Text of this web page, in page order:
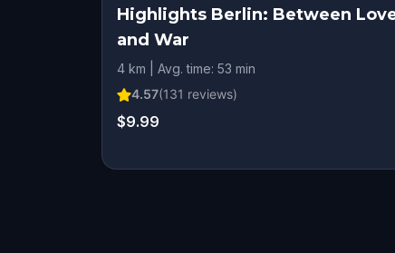
Highlights Berlin: Between
and War
4 km | Avg. time: 53 min
4.57(131 reviews)
$9.99